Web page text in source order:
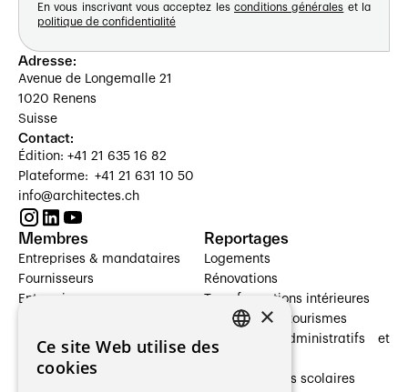
En vous inscrivant vous acceptez les conditions générales et la
politique de confidentialité
Adresse:
Avenue de Longemalle 21
1020 Renens
Suisse
Contact:
Édition: +41 21 635 16 82
Plateforme: +41 21 631 10 50
info@architectes.ch
Membres
Entreprises & mandataires
Fournisseurs
Entreprises
Architectes paysagistes
Architectes d'intérieur
Reportages
Logements
Rénovations
Transformations intérieures
Hôtelleries et tourismes
Bâtiments administratifs et
Établissements scolaires
×
Ce site Web utilise des
cookies